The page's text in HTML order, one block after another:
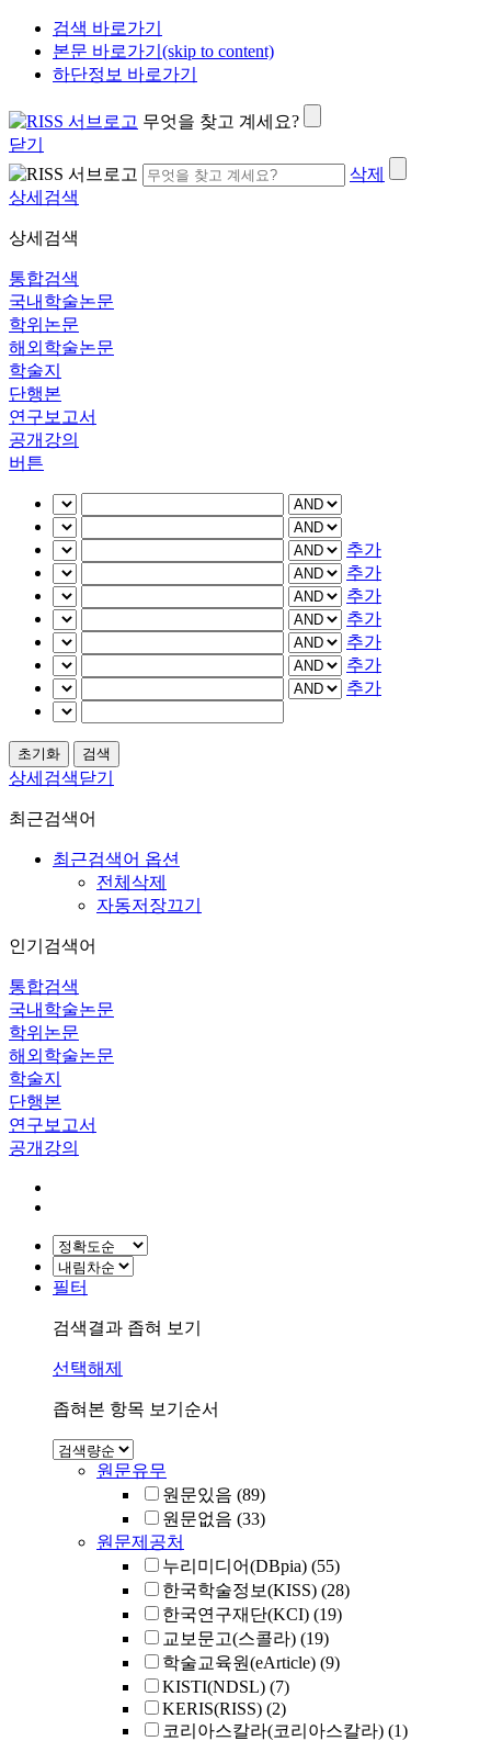
검색 바로가기
본문 바로가기(skip to content)
하단정보 바로가기
무엇을 찾고 계세요?
닫기
삭제
상세검색
상세검색
통합검색
국내학술논문
학위논문
해외학술논문
학술지
단행본
연구보고서
공개강의
버튼
추가
추가
추가
추가
추가
추가
추가
상세검색닫기
최근검색어
최근검색어 옵션
전체삭제
자동저장끄기
인기검색어
통합검색
국내학술논문
학위논문
해외학술논문
학술지
단행본
연구보고서
공개강의
필터
검색결과 좁혀 보기
선택해제
좁혀본 항목 보기순서
원문유무
원문있음 (89)
원문없음 (33)
원문제공처
누리미디어(DBpia) (55)
한국학술정보(KISS) (28)
한국연구재단(KCI) (19)
교보문고(스콜라) (19)
학술교육원(eArticle) (9)
KISTI(NDSL) (7)
KERIS(RISS) (2)
코리아스칼라(코리아스칼라) (1)